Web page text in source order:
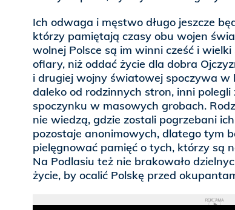
Ich odwaga i męstwo długo jeszcze
którzy pamiętają czasy obu wojen
wolnej Polsce są im winni cześć i
ofiary, niż oddać życie dla dobra
i drugiej wojny światowej spoczywa w
daleko od rodzinnych stron, inni
spoczynku w masowych grobach.
nie wiedzą, gdzie zostali pogrzebani
pozostaje anonimowych, dlatego tym
pielęgnować pamięć o tych, którzy są
Na Podlasiu też nie brakowało
życie, by ocalić Polskę przed
REKLAMA